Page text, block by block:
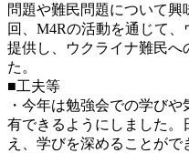
問題や難民問題について
回、M4Rの活動を通じて
提供し、ウクライナ難民へ
た。
■工夫等
・今年は勉強会での学び
有できるようにしました
え、学びを深めることが